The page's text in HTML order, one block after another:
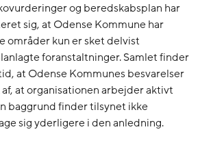
og beredskabsplan har
sig, at Odense Kommune har
områder kun er sket delvist
foranstaltninger. Samlet finder
at Odense Kommunes besvarelser
at organisationen arbejder aktivt
baggrund finder tilsynet ikke
sig yderligere i den anledning.